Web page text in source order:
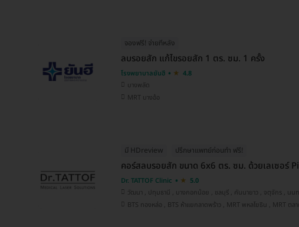
จองฟรี! จ่ายทีหลัง
ลบรอยสัก แก้ไขรอยสัก 1 ตร. ซม. 1 ครั้ง
โรงพยาบาลยันฮี
4.8
บางพลัด
MRT บางอ้อ
มี HDreview ปรึกษาแพทย์ก่อนทำ ฟรี!
คอร์สลบรอยสัก ขนาด 6x6 ตร. ซม. ด้วยเลเซอร์
Dr. TATTOF Clinic
5.0
BTS ทองหล่อ , BTS ห้าแยกลาดพร้า